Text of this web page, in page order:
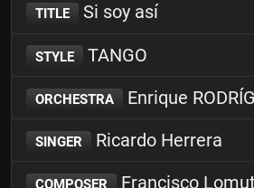
TITLE Si soy así
STYLE TANGO
ORCHESTRA Enrique
SINGER Ricardo Herrera
COMPOSER Francisco